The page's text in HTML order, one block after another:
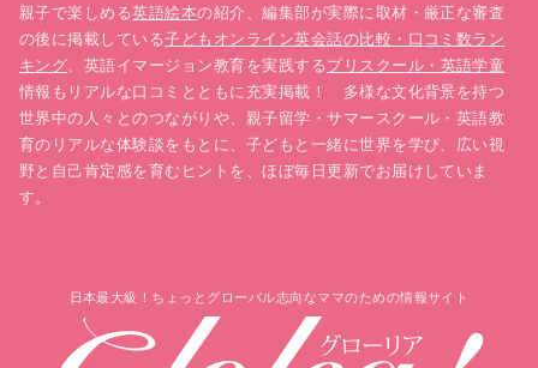
親子で楽しめる英語絵本の紹介、編集部が実際に取材・厳正な審査
の後に掲載している子どもオンライン英会話の比較・口コミ数ラン
キング、英語イマージョン教育を実践するプリスクール・英語学童
情報もリアルな口コミとともに充実掲載！ 多様な文化背景を持つ
世界中の人々とのつながりや、親子留学・サマースクール・英語教
育のリアルな体験談をもとに、子どもと一緒に世界を学び、広い視
野と自己肯定感を育むヒントを、ほぼ毎日更新でお届けしていま
す。
日本最大級！ちょっとグローバル志向なママのための情報サイト